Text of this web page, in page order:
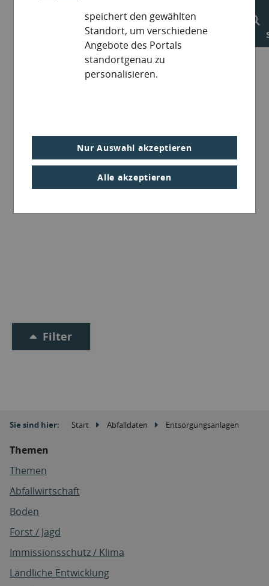
Filter
speichert den gewählten
Standort, um verschiedene
Angebote des Portals
standortgenau zu
personalisieren.
Nur Auswahl akzeptieren
Alle akzeptieren
Sie sind hier: Start Abfalldaten Entsorgungsanlagen
Themen
Themen
Abfallwirtschaft
Boden
Forst / Jagd
Immissionsschutz / Klima
Ländliche Entwicklung